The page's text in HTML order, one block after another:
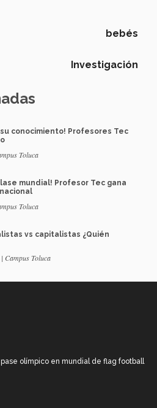
bebés
Investigación
conocimiento! Profesores Tec
Toluca
mundial! Profesor Tec gana
Toluca
vs capitalistas ¿Quién
Campus Toluca
pase olímpico en mundial de flag football